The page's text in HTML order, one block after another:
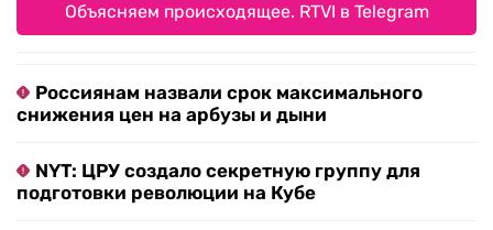
Объясняем происходящее. RTVI в Telegram
Россиянам назвали срок максимального
снижения цен на арбузы и дыни
NYT: ЦРУ создало секретную группу для
подготовки революции на Кубе